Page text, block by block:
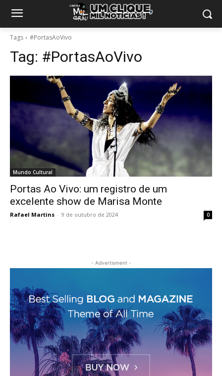
Tags #PortasAoVivo
Tag: #PortasAoVivo
Mundo Cultural
Portas Ao Vivo: um registro de um
excelente show de Marisa Monte
Rafael Martins - 9 de outubro de 2024 0
- Advertisment -